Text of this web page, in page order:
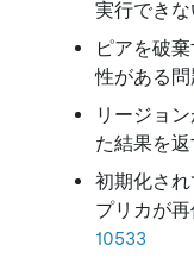
実行でき
ピアを破
性がある
リージョ
た結果を
初期化さ
プリカが
10533